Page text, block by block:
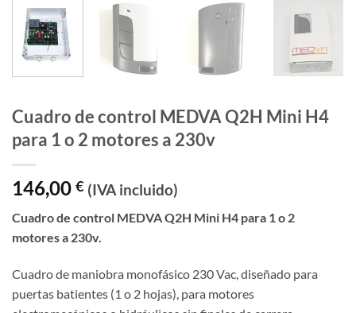
Cuadro de control MEDVA Q2H Mini H4
para 1 o 2 motores a 230v
146,00 € (IVA incluido)
Cuadro de control MEDVA Q2H Mini H4 para 1 o 2
motores a 230v.
Cuadro de maniobra monofásico 230 Vac, diseñado para
puertas batientes (1 o 2 hojas), para motores